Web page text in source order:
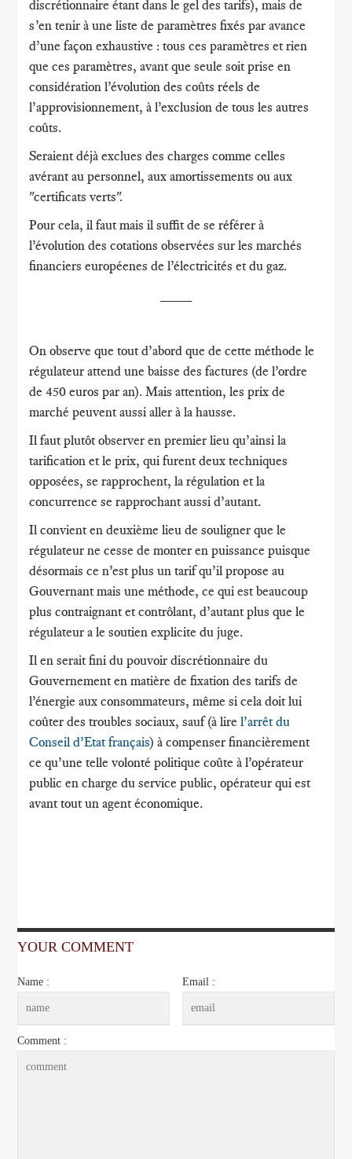
discrétionnaire étant dans le gel des tarifs), mais de
s’en tenir à une liste de paramètres fixés par avance
d’une façon exhaustive : tous ces paramètres et rien
que ces paramètres, avant que seule soit prise en
considération l’évolution des coûts réels de
l’approvisionnement, à l’exclusion de tous les autres
coûts.
Seraient déjà exclues des charges comme celles
avérant au personnel, aux amortissements ou aux
"certificats verts".
Pour cela, il faut mais il suffit de se référer à
l’évolution des cotations observées sur les marchés
financiers européenes de l’électricités et du gaz.
On observe que tout d’abord que de cette méthode le
régulateur attend une baisse des factures (de l’ordre
de 450 euros par an). Mais attention, les prix de
marché peuvent aussi aller à la hausse.
Il faut plutôt observer en premier lieu qu’ainsi la
tarification et le prix, qui furent deux techniques
opposées, se rapprochent, la régulation et la
concurrence se rapprochant aussi d’autant.
Il convient en deuxième lieu de souligner que le
régulateur ne cesse de monter en puissance puisque
désormais ce n’est plus un tarif qu’il propose au
Gouvernant mais une méthode, ce qui est beaucoup
plus contraignant et contrôlant, d’autant plus que le
régulateur a le soutien explicite du juge.
Il en serait fini du pouvoir discrétionnaire du
Gouvernement en matière de fixation des tarifs de
l’énergie aux consommateurs, même si cela doit lui
coûter des troubles sociaux, sauf (à lirel’arrêt du
Conseil d’Etat français) à compenser financièrement
ce qu’une telle volonté politique coûte à l’opérateur
public en charge du service public, opérateur qui est
avant tout un agent économique.
YOUR COMMENT
Name : Email :
Comment :